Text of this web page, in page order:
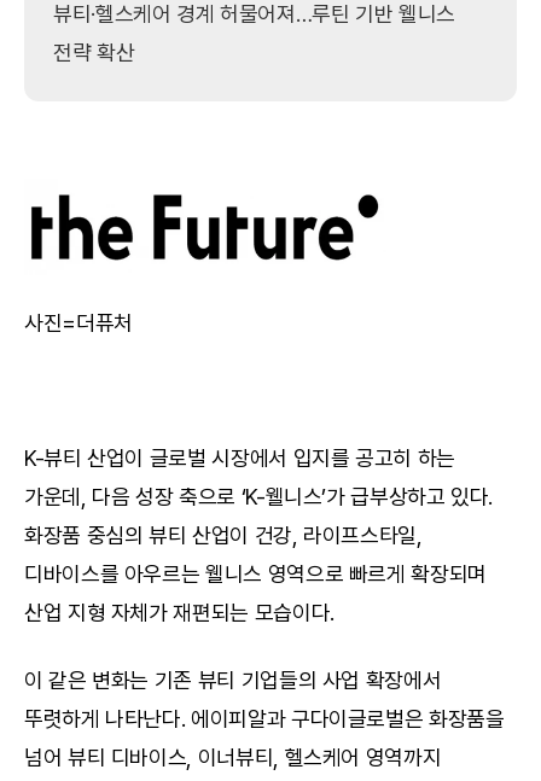
뷰티·헬스케어 경계 허물어져…루틴 기반 웰니스
전략 확산
사진=더퓨처
K-뷰티 산업이 글로벌 시장에서 입지를 공고히 하는
가운데, 다음 성장 축으로 ‘K-웰니스’가 급부상하고 있다.
화장품 중심의 뷰티 산업이 건강, 라이프스타일,
디바이스를 아우르는 웰니스 영역으로 빠르게 확장되며
산업 지형 자체가 재편되는 모습이다.
이 같은 변화는 기존 뷰티 기업들의 사업 확장에서
뚜렷하게 나타난다. 에이피알과 구다이글로벌은 화장품을
넘어 뷰티 디바이스, 이너뷰티, 헬스케어 영역까지